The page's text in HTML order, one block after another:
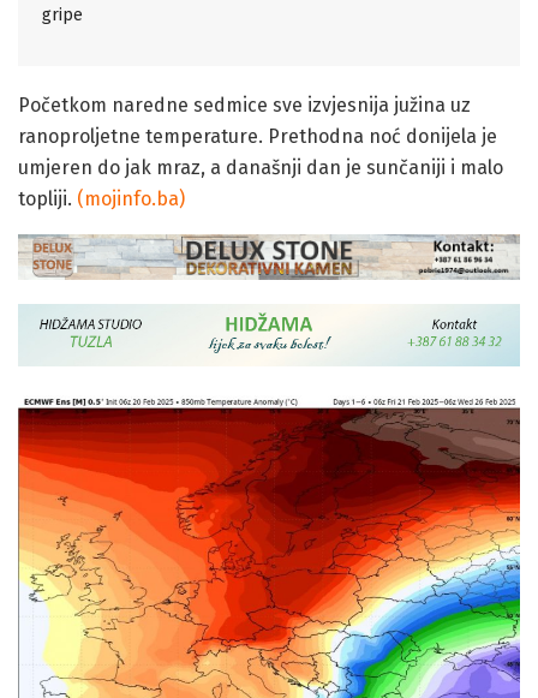
gripe
Početkom naredne sedmice sve izvjesnija južina uz
ranoproljetne temperature. Prethodna noć donijela je
umjeren do jak mraz, a današnji dan je sunčaniji i malo
topliji. (mojinfo.ba)